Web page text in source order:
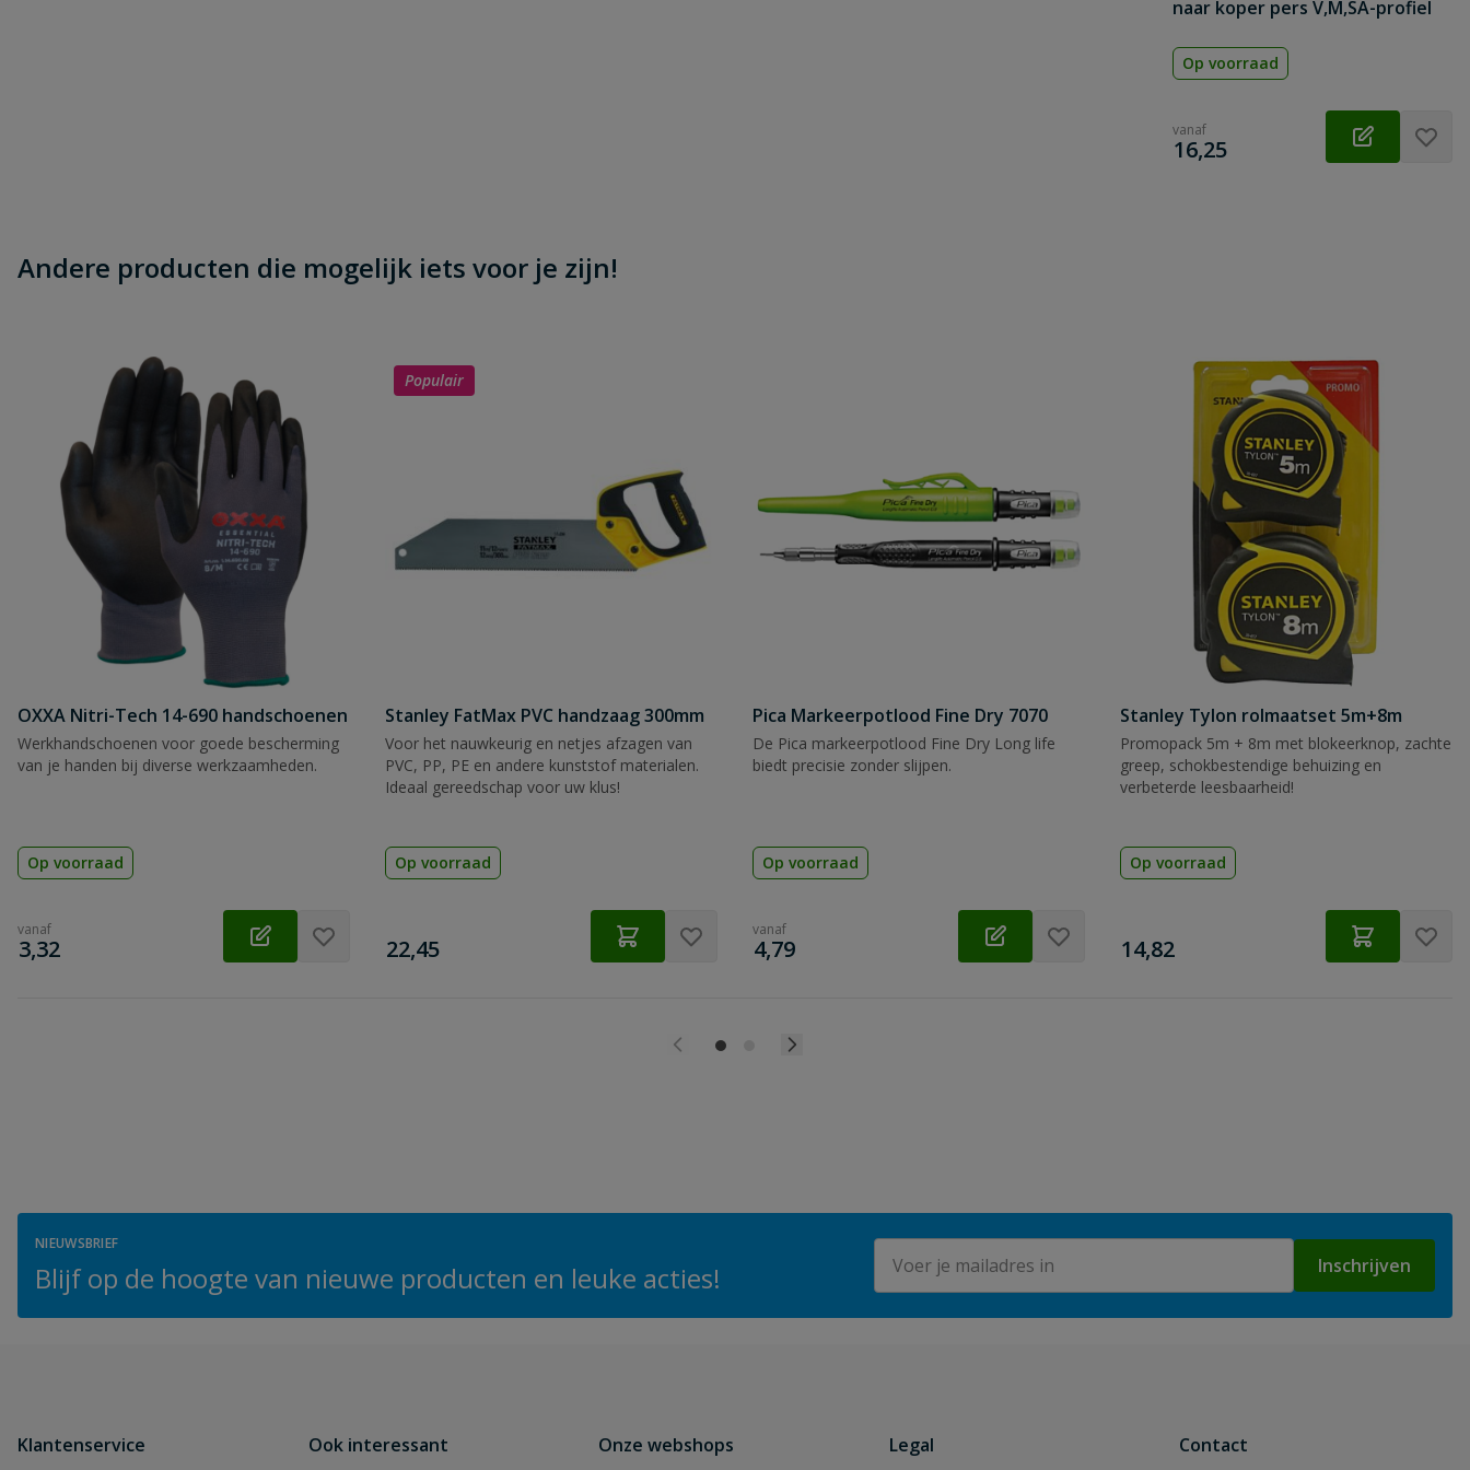
Beoordeling versturen
naar koper pers V,M,SA-profiel
Op voorraad
vanaf
€
16,25
Andere producten die mogelijk iets voor je zijn!
OXXA Nitri-Tech 14-690 handschoenen
Werkhandschoenen voor goede bescherming
van je handen bij diverse werkzaamheden.
Op voorraad
vanaf
€
3,32
Populair
Stanley FatMax PVC handzaag 300mm
Voor het nauwkeurig en netjes afzagen van
PVC, PP, PE en andere kunststof materialen.
Ideaal gereedschap voor uw klus!
Op voorraad
€
22,45
Pica Markeerpotlood Fine Dry 7070
De Pica markeerpotlood Fine Dry Long life
biedt precisie zonder slijpen.
Op voorraad
vanaf
€
4,79
Stanley Tylon rolmaatset 5m+8m
Promopack 5m + 8m met blokeerknop, zachte
greep, schokbestendige behuizing en
verbeterde leesbaarheid!
Op voorraad
€
14,82
NIEUWSBRIEF
Blijf op de hoogte van nieuwe producten en leuke acties! Inschrijven
Klantenservice Ook interessant Onze webshops Legal Contact